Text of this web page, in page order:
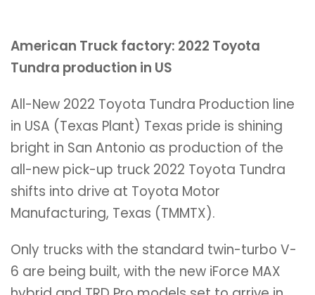
American Truck factory: 2022 Toyota
Tundra production in US
All-New 2022 Toyota Tundra Production line
in USA (Texas Plant) Texas pride is shining
bright in San Antonio as production of the
all-new pick-up truck 2022 Toyota Tundra
shifts into drive at Toyota Motor
Manufacturing, Texas (TMMTX).
Only trucks with the standard twin-turbo V-
6 are being built, with the new iForce MAX